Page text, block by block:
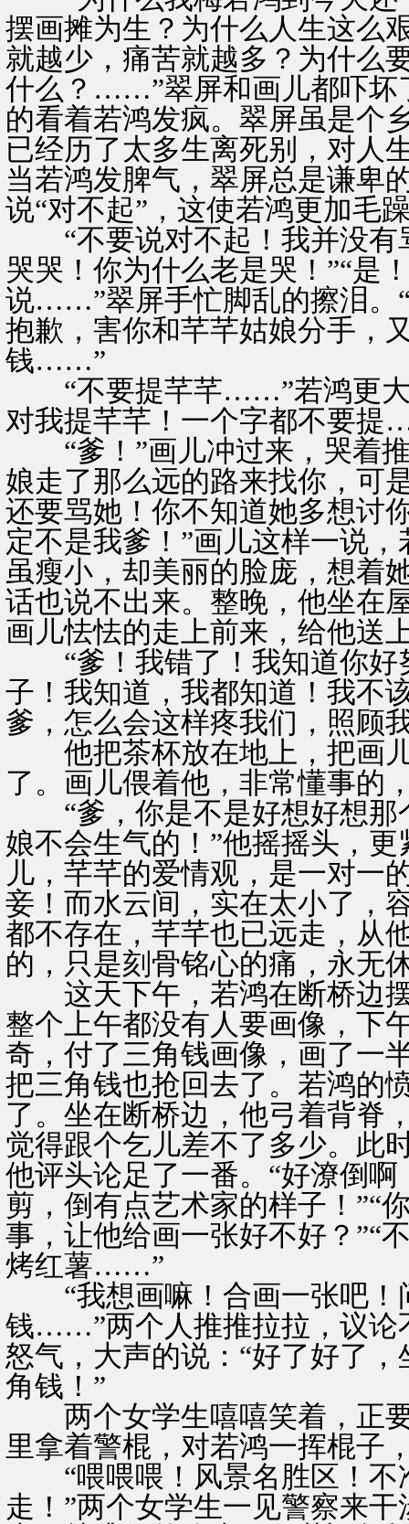
摆画摊为生？为什么人生这么
就越少，痛苦就越多？为什么
什么？……”翠屏和画儿都吓坏
的看着若鸿发疯。翠屏虽是个
已经历了太多生离死别，对人
当若鸿发脾气，翠屏总是谦卑
说“对不起”，这使若鸿更加毛
“不要说对不起！我并没有
哭哭！你为什么老是哭！”“是
说……”翠屏手忙脚乱的擦泪
抱歉，害你和芊芊姑娘分手，
钱……”
“不要提芊芊……”若鸿更大
对我提芊芊！一个字都不要
“爹！”画儿冲过来，哭着推
娘走了那么远的路来找你，可
还要骂她！你不知道她多想
定不是我爹！”画儿这样一说
虽瘦小，却美丽的脸庞，想着
话也说不出来。整晚，他坐在
画儿怯怯的走上前来，给他送
“爹！我错了！我知道你好
子！我知道，我都知道！我不
爹，怎么会这样疼我们，照顾
他把茶杯放在地上，把画儿
了。画儿偎着他，非常懂事的
“爹，你是不是好想好想那
娘不会生气的！”他摇摇头，
儿，芊芊的爱情观，是一对一
妾！而水云间，实在太小了，
都不存在，芊芊也已远走，从
的，只是刻骨铭心的痛，永
这天下午，若鸿在断桥边摆
整个上午都没有人要画像，下
奇，付了三角钱画像，画了一
把三角钱也抢回去了。若鸿的
了。坐在断桥边，他弓着背
觉得跟个乞儿差不了多少。此
他评头论足了一番。“好潦倒
剪，倒有点艺术家的样子！”“
事，让他给画一张好不好？”“
烤红薯……”
“我想画嘛！合画一张吧！
钱……”两个人推推拉拉，议论
怒气，大声的说：“好了好了
角钱！”
两个女学生嘻嘻笑着，正要
里拿着警棍，对若鸿一挥棍子
“喂喂喂！风景名胜区！不
走！”两个女学生一见警察来